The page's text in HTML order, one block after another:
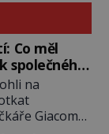
Co měl
společného
na
Giacoma